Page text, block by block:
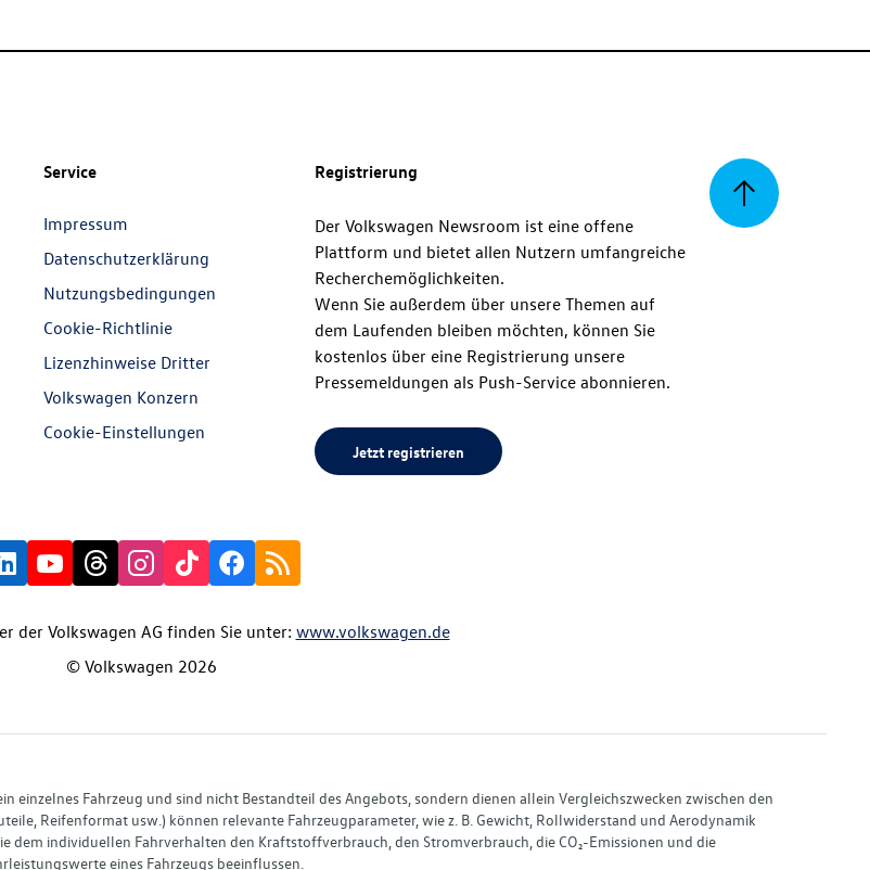
Zurück
Service
Impressum
Datenschutzerklärung
Nutzungsbedingungen
Cookie-Richtlinie
Lizenzhinweise Dritter
Volkswagen Konzern
Cookie-Einstellungen
Registrierung
Der Volkswagen Newsroom ist eine offene
Plattform und bietet allen Nutzern umfangreiche
Recherchemöglichkeiten.
Wenn Sie außerdem über unsere Themen auf
dem Laufenden bleiben möchten, können Sie
kostenlos über eine Registrierung unsere
Pressemeldungen als Push-Service abonnieren.
Jetzt registrieren
der Volkswagen AG finden Sie unter: www.volkswagen.de
© Volkswagen 2026
einzelnes Fahrzeug und sind nicht Bestandteil des Angebots, sondern dienen allein Vergleichszwecken zwischen den
Reifenformat usw.) können relevante Fahrzeugparameter, wie z. B. Gewicht, Rollwiderstand und Aerodynamik
individuellen Fahrverhalten den Kraftstoffverbrauch, den Stromverbrauch, die CO₂-Emissionen und die
eines Fahrzeugs beeinflussen.